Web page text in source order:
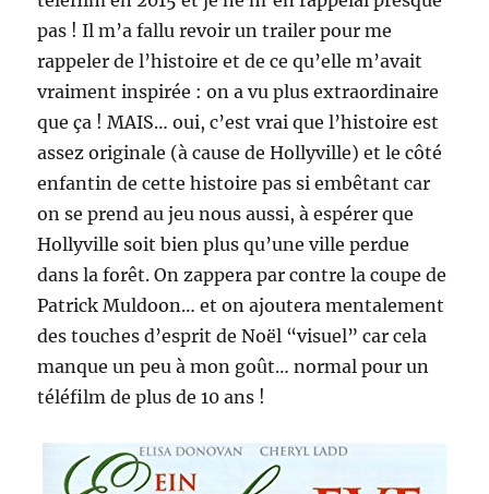
pas ! Il m’a fallu revoir un trailer pour me
rappeler de l’histoire et de ce qu’elle m’avait
vraiment inspirée : on a vu plus extraordinaire
que ça ! MAIS… oui, c’est vrai que l’histoire est
assez originale (à cause de Hollyville) et le côté
enfantin de cette histoire pas si embêtant car
on se prend au jeu nous aussi, à espérer que
Hollyville soit bien plus qu’une ville perdue
dans la forêt. On zappera par contre la coupe de
Patrick Muldoon… et on ajoutera mentalement
des touches d’esprit de Noël “visuel” car cela
manque un peu à mon goût… normal pour un
téléfilm de plus de 10 ans !